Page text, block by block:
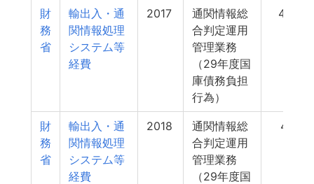
財
務
省
輸出入・通
関情報処理
システム等
経費
2017
通関情報総
合判定運用
管理業務
（29年度国
庫債務負担
行為）
42
財
務
省
輸出入・通
関情報処理
システム等
経費
2018
通関情報総
合判定運用
管理業務
（29年度国
41